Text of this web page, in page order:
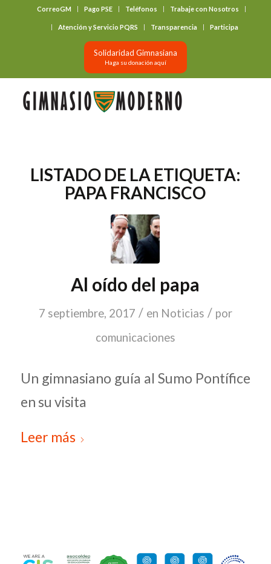
CorreoGM Pago PSE Teléfonos Trabaje con Nosotros
Atención y Servicio PQRS Transparencia Participa
Solidaridad Gimnasiana
Haga su donación aquí
LISTADO DE LA ETIQUETA:
PAPA FRANCISCO
Al oído del papa
7 septiembre, 2017 / en Noticias / por
comunicaciones
Un gimnasiano guía al Sumo Pontífice
en su visita
Leer más